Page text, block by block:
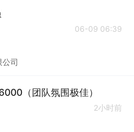
06-09 06:39
司
（团队氛围极佳）
2小时前